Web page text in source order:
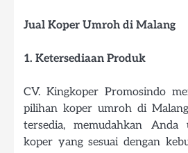
Jual Koper Umroh di Malang
1. Ketersediaan Produk
CV. Kingkoper Promosindo
pilihan koper umroh di
tersedia, memudahkan Anda
koper yang sesuai dengan